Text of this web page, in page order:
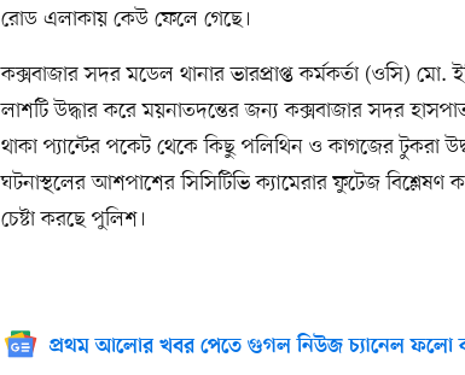
রোড এলাকায় কেউ ফেলে গেছে।
কক্সবাজার সদর মডেল থানার ভারপ্রাপ্ত কর্মকর্তা (ওসি)
লাশটি উদ্ধার করে ময়নাতদন্তের জন্য কক্সবাজার সদর
থাকা প্যান্টের পকেট থেকে কিছু পলিথিন ও কাগজের টুকরা
ঘটনাস্থলের আশপাশের সিসিটিভি ক্যামেরার ফুটেজ বিশ্লেষণ
চেষ্টা করছে পুলিশ।
প্রথম আলোর খবর পেতে গুগল নিউজ চ্যানেল ফলো